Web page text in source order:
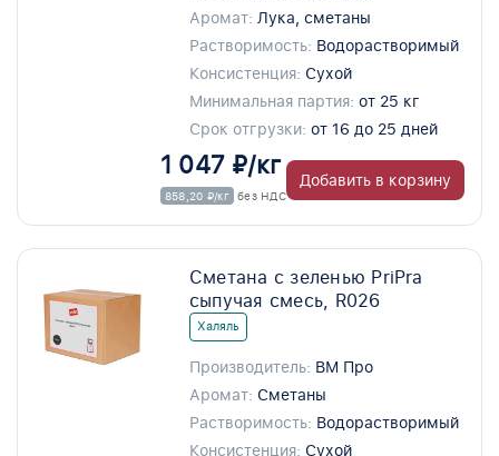
Аромат: Лука, сметаны
Растворимость: Водорастворимый
Консистенция: Сухой
Минимальная партия: от 25 кг
Срок отгрузки: от 16 до 25 дней
1 047 ₽/кг
858,20 ₽/кг без НДС
Добавить в корзину
Сметана с зеленью PriPra
сыпучая смесь, R026
Халяль
Производитель: ВМ Про
Аромат: Сметаны
Растворимость: Водорастворимый
Консистенция: Сухой